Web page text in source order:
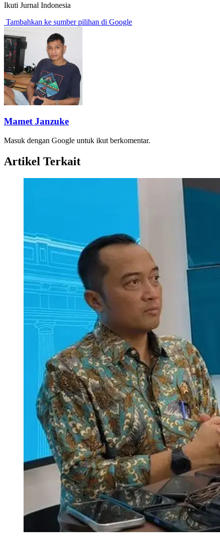
Ikuti Jurnal Indonesia
Tambahkan ke sumber pilihan di Google
Mamet Janzuke
Masuk dengan Google untuk ikut berkomentar.
Artikel Terkait